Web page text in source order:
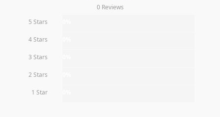
0 Reviews
5 Stars
4 Stars
3 Stars
2 Stars
1 Star